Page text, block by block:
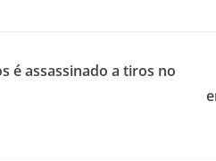
é assassinado a tiros no